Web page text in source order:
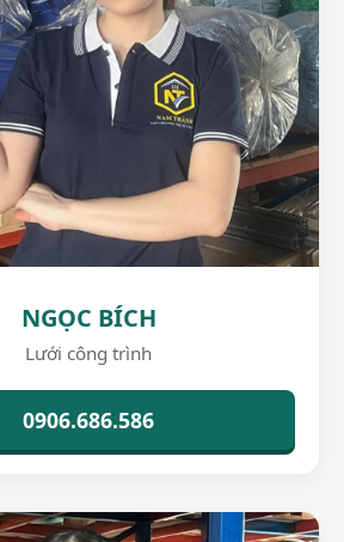
NGỌC BÍCH
Lưới công trình
0906.686.586